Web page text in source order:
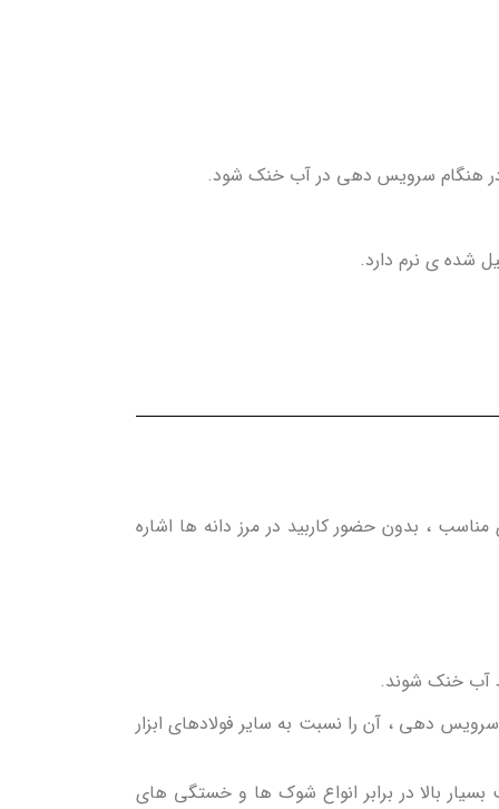
شده ی نرم دارد.
دانه های مناسب ، بدون حضور کاربید در مرز دانه ها اشاره
دهی ، آن را نسبت به سایر فولادهای ابزار
بالا در برابر انواع شوک ها و خستگی های